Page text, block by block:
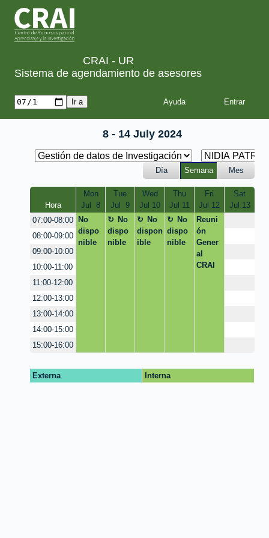
CRAI - UR
Sistema de agendamiento de asesores
Ayuda
8 - 14 July 2024
Día Semana Mes
Hora
Mon
Jul  8
Tue
Jul  9
Wed
Jul 10
Thu
Jul 11
Fri
Jul 12
Sat
Jul 13
07:00-08:00
No
dispo
nible
No
dispo
nible
No
dispon
ible
No
dispo
nible
Reuni
ón
Gener
al
CRAI
08:00-09:00
09:00-10:00
10:00-11:00
11:00-12:00
12:00-13:00
13:00-14:00
14:00-15:00
15:00-16:00
Externa Interna